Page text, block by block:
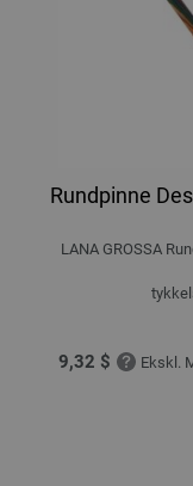
Rundpinne
LANA GROSSA
9,32 $ Ekskl.